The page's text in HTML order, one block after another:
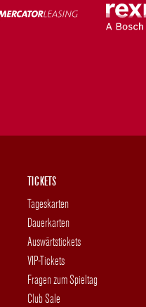
TICKETS
Tageskarten
Dauerkarten
Auswärtstickets
VIP-Tickets
Fragen zum Spieltag
Club Sale